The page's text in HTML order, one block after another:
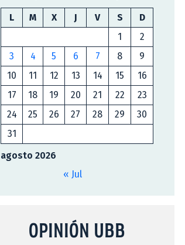
agosto 2026
L M X J V S
D
1
2
3
4 5 6 7 8
9
10
11 12 13 14 15
16
17
18 19 20 21 22
23
24
25 26 27 28 29
30
31
« Jul
OPINIÓN UBB